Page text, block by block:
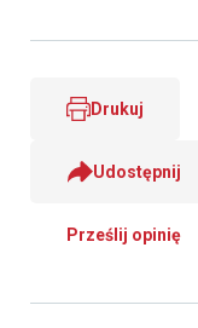
Drukuj
Udostępnij
Prześlij opinię